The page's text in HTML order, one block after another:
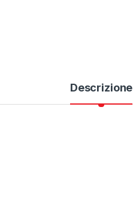
Descrizione